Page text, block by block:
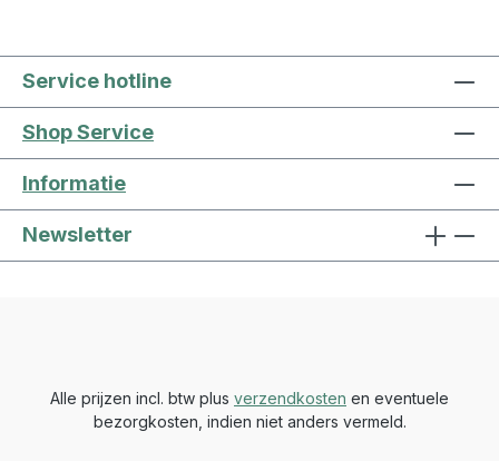
Service hotline
Shop Service
Informatie
Newsletter
Alle prijzen incl. btw plus verzendkosten en eventuele
bezorgkosten, indien niet anders vermeld.